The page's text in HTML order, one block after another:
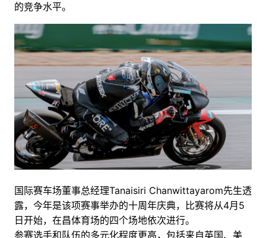
的竞争水平。
国际赛车场董事总经理Tanaisiri Chanwittayarom先生透
露，今年是该项赛事举办的十周年庆典，比赛将从4月5
日开始，在昌体育场的四个场地依次进行。
参赛选手和队伍的多元化程度更高，包括来自英国、美